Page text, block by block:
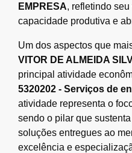
EMPRESA, refletindo
capacidade produtiva e
Um dos aspectos que
VITOR DE ALMEIDA
principal atividade
5320202 - Serviços de
atividade representa o
sendo o pilar que
soluções entregues ao
excelência e